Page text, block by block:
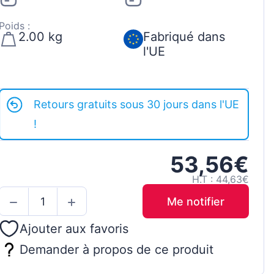
Poids :
2.00 kg
Fabriqué dans
l'UE
Retours gratuits sous 30 jours dans l'UE
!
53,56€
H.T : 44,63€
Me notifier
Ajouter aux favoris
Demander à propos de ce produit